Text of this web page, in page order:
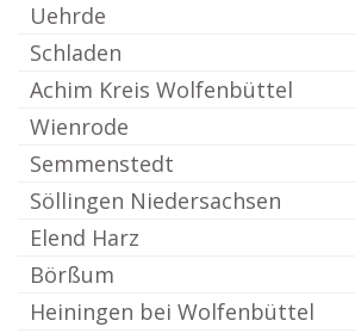
Uehrde
Schladen
Achim Kreis Wolfenbüttel
Wienrode
Semmenstedt
Söllingen Niedersachsen
Elend Harz
Börßum
Heiningen bei Wolfenbüttel